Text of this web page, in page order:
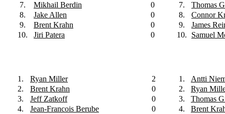
7.
Mikhail Berdin
0
8.
Jake Allen
0
9.
Brent Krahn
0
10.
Jiri Patera 0
7.
Thomas
8.
Connor
9.
James
10.
Samuel
1. Ryan Miller
2
2.
Brent Krahn
0
3.
Jeff Zatkoff
0
4.
Jean-Francois Berube
0
1.
Antti
2.
Ryan
3.
Thomas
4.
Brent